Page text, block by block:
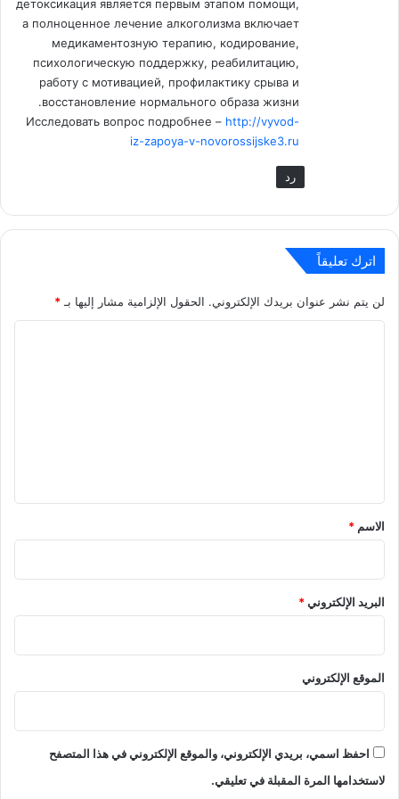
детоксикация является первым этапом помощи,
а полноценное лечение алкоголизма включает
медикаментозную терапию, кодирование,
психологическую поддержку, реабилитацию,
работу с мотивацией, профилактику срыва и
восстановление нормального образа жизни.
Исследовать вопрос подробнее – http://vyvod-
iz-zapoya-v-novorossijske3.ru
رد
اترك تعليقاً
لن يتم نشر عنوان بريدك الإلكتروني. الحقول الإلزامية مشار إليها بـ *
*
الاسم *
البريد الإلكتروني*
الموقع الإلكتروني
احفظ اسمي، بريدي الإلكتروني، والموقع الإلكتروني في هذا المتصفح
لاستخدامها المرة المقبلة في تعليقي.